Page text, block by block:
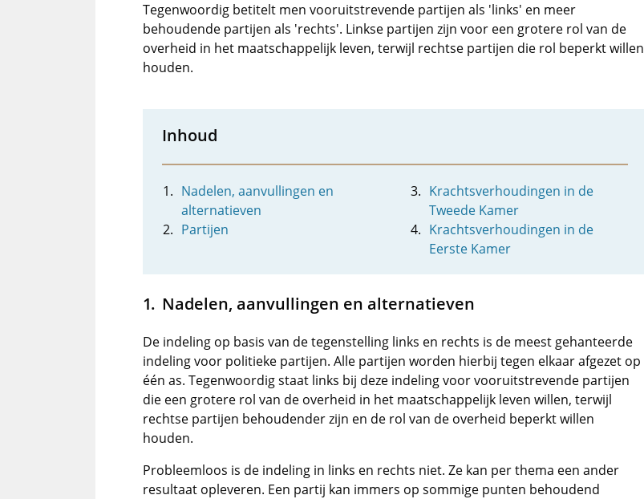
Tegenwoordig betitelt men vooruitstrevende partijen als 'links' en meer
behoudende partijen als 'rechts'. Linkse partijen zijn voor een grotere rol van de
overheid in het maatschappelijk leven, terwijl rechtse partijen die rol beperkt willen
houden.
Inhoud
Nadelen, aanvullingen en
alternatieven
Partijen
Krachtsverhoudingen in de
Tweede Kamer
Krachtsverhoudingen in de
Eerste Kamer
Nadelen, aanvullingen en alternatieven
De indeling op basis van de tegenstelling links en rechts is de meest gehanteerde
indeling voor politieke partijen. Alle partijen worden hierbij tegen elkaar afgezet op
één as. Tegenwoordig staat links bij deze indeling voor vooruitstrevende partijen
die een grotere rol van de overheid in het maatschappelijk leven willen, terwijl
rechtse partijen behoudender zijn en de rol van de overheid beperkt willen
houden.
Probleemloos is de indeling in links en rechts niet. Ze kan per thema een ander
resultaat opleveren. Een partij kan immers op sommige punten behoudend